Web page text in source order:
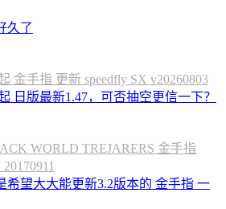
久了
金手指 更新 speedfly SX v20260803
日版最新1.47，可否抽空更信一下？
WORLD TREJARERS 金手指
希望大大能更新3.2版本的 金手指 一